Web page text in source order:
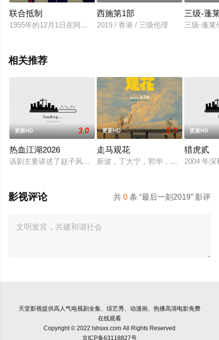
联合抵制
1955年的12月1日在阿拉巴马州的蒙哥马利市一名叫罗莎的黑
西施第1部
2019 / 香港 / 三级伦理
三级-蓬
三级-蓬莱
相关推荐
更新HD 3.0
热血江湖2026
该剧主要讲述了赵子风从小和爷爷在乡下习武，长大后从乡野
更新HD 5.0
走马观花
新波，丁大宁，郭华，程一木他们毕
更新HD
猎虎贰
2004 年
共0 条 “最后一刻2019” 影评
影视评论
天堂影视提供高人气电视剧全集、综艺秀、动漫画、热播高清电影免费
在线观看
Copyright © 2022 lshsxx.com All Rights Reserved
京ICP备63118827号